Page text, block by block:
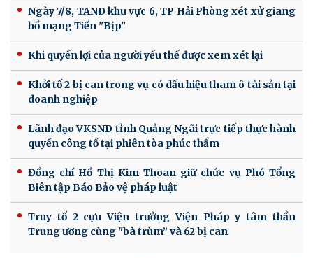
Ngày 7/8, TAND khu vực 6, TP Hải Phòng xét xử giang
hồ mạng Tiến "Bịp"
Khi quyền lợi của người yếu thế được xem xét lại
Khởi tố 2 bị can trong vụ có dấu hiệu tham ô tài sản tại
doanh nghiệp
Lãnh đạo VKSND tỉnh Quảng Ngãi trực tiếp thực hành
quyền công tố tại phiên tòa phúc thẩm
Đồng chí Hồ Thị Kim Thoan giữ chức vụ Phó Tổng
Biên tập Báo Bảo vệ pháp luật
Truy tố 2 cựu Viện trưởng Viện Pháp y tâm thần
Trung ương cùng "bà trùm” và 62 bị can